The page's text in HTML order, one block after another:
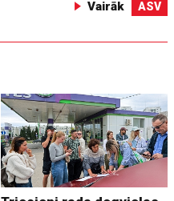
Vairāk ASV